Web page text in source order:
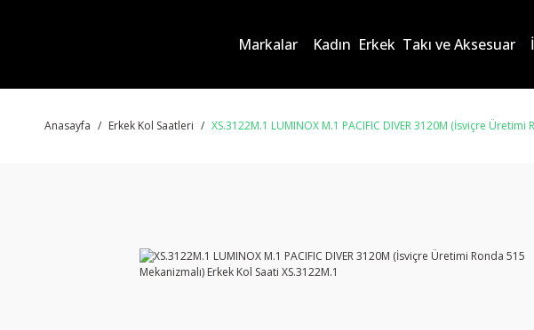
Markalar Kadın Erkek Takı ve Aksesuar
Anasayfa Erkek Kol Saatleri XS.3122M.1 LUMINOX M.1 PACIFIC DIVER 3120M (İsviçre